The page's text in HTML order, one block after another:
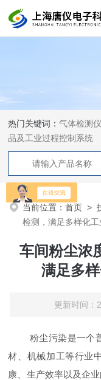
热门关键词：气体检测
品及工业过程控制系统
当前位置：首页 >
检测，满足多样化
车间粉尘浓
满足多
更新时间
粉尘污染是一个普
材、机械加工等行业
康、生产效率以及企